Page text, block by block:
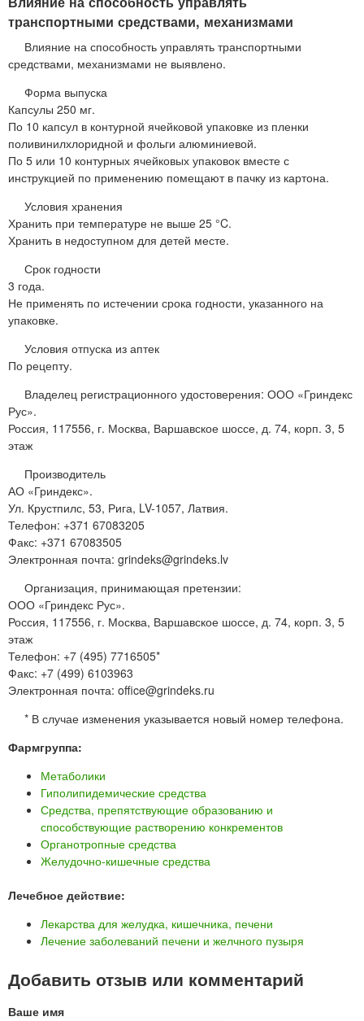
транспортными средствами, механизмами
Влияние на способность управлять транспортными
средствами, механизмами не выявлено.
Форма выпуска
Капсулы 250 мг.
По 10 капсул в контурной ячейковой упаковке из пленки
поливинилхлоридной и фольги алюминиевой.
По 5 или 10 контурных ячейковых упаковок вместе с
инструкцией по применению помещают в пачку из картона.
Условия хранения
Хранить при температуре не выше 25 °C.
Хранить в недоступном для детей месте.
Срок годности
3 года.
Не применять по истечении срока годности, указанного на
упаковке.
Условия отпуска из аптек
По рецепту.
Владелец регистрационного удостоверения: ООО «Гриндекс
Рус».
Россия, 117556, г. Москва, Варшавское шоссе, д. 74, корп. 3, 5
этаж
Производитель
АО «Гриндекс».
Ул. Крустпилс, 53, Рига, LV-1057, Латвия.
Телефон: +371 67083205
Факс: +371 67083505
Электронная почта: grindeks@grindeks.lv
Организация, принимающая претензии:
ООО «Гриндекс Рус».
Россия, 117556, г. Москва, Варшавское шоссе, д. 74, корп. 3, 5
этаж
Телефон: +7 (495) 7716505*
Факс: +7 (499) 6103963
Электронная почта: office@grindeks.ru
* В случае изменения указывается новый номер телефона.
Фармгруппа:
Метаболики
Гиполипидемические средства
Средства, препятствующие образованию и
способствующие растворению конкрементов
Органотропные средства
Желудочно-кишечные средства
Лечебное действие:
Лекарства для желудка, кишечника, печени
Лечение заболеваний печени и желчного пузыря
Добавить отзыв или комментарий
Ваше имя